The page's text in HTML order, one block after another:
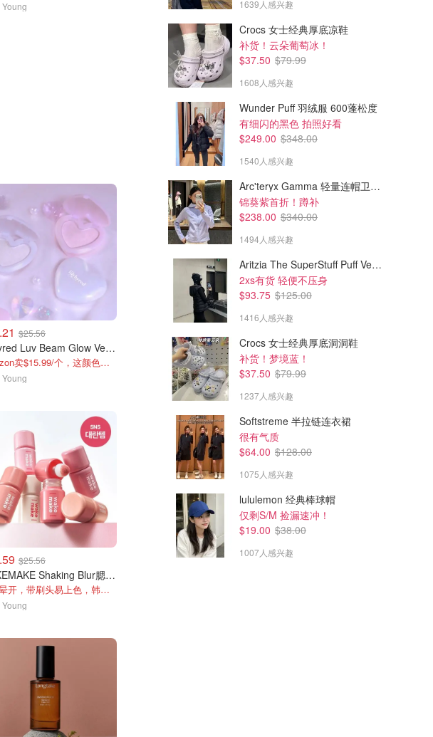
Olive Young Olive Young
$25.56
lilybyred Luv Beam Glow Veil 彩妆 5色
Amazon卖$15.99/个，这颜色也太梦幻了
$25.56
WAKEMAKE Shaking Blur腮红 7色
很好晕开，带刷头易上色，韩女膨胀色
1639人感兴趣
Crocs 女士经典厚底凉鞋
补货！云朵葡萄冰！
$37.50 $79.99
1608人感兴趣
Wunder Puff 羽绒服 600蓬松度
有细闪的黑色 拍照好看
$249.00 $348.00
1540人感兴趣
Arc'teryx Gamma 轻量连帽卫衣 女款
锦葵紫首折！蹲补
$238.00 $340.00
1494人感兴趣
Aritzia The SuperStuff Puff Vest 轻盈亮面马甲
2xs有货 轻便不压身
$93.75 $125.00
1416人感兴趣
Crocs 女士经典厚底洞洞鞋
补货！梦境蓝！
$37.50 $79.99
1237人感兴趣
Softstreme 半拉链连衣裙
很有气质
$64.00 $128.00
1075人感兴趣
lululemon 经典棒球帽
仅剩S/M 捡漏速冲！
$19.00 $38.00
1007人感兴趣